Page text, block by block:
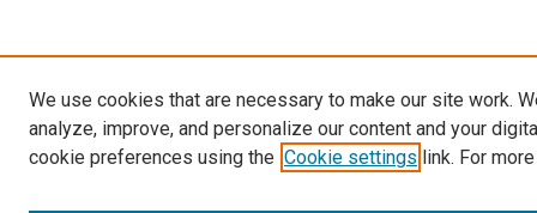
We use cookies that are necessary to make our site work.
analyze, improve, and personalize our content and your
cookie preferences using the Cookie settings link. For